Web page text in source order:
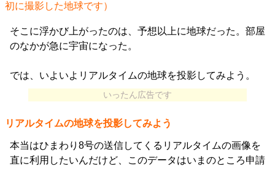
初に撮影した地球です）
そこに浮かび上がったのは、予想以上に地球だった。部屋
のなかが急に宇宙になった。
では、いよいよリアルタイムの地球を投影してみよう。
いったん広告です
リアルタイムの地球を投影してみよう
本当はひまわり8号の送信してくるリアルタイムの画像を
直に利用したいんだけど、このデータはいまのところ申請